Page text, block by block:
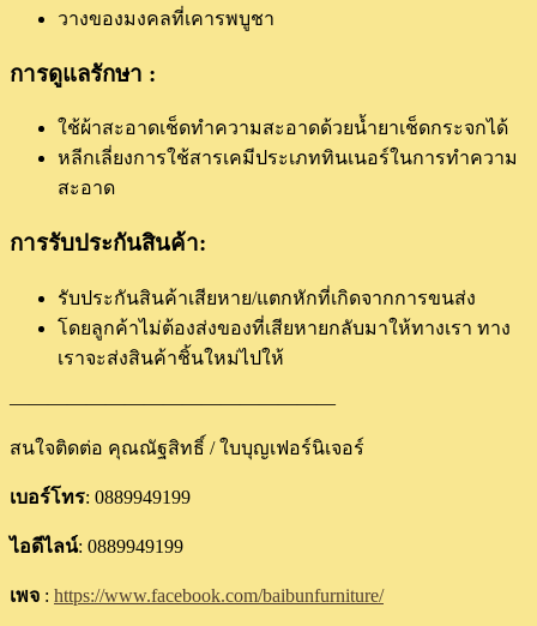
วางของมงคลที่เคารพบูชา
การดูแลรักษา :
ใช้ผ้าสะอาดเช็ดทำความสะอาดด้วยน้ำยาเช็ดกระจกได้
หลีกเลี่ยงการใช้สารเคมีประเภททินเนอร์ในการทำความ
สะอาด
การรับประกันสินค้า:
รับประกันสินค้าเสียหาย/แตกหักที่เกิดจากการขนส่ง
โดยลูกค้าไม่ต้องส่งของที่เสียหายกลับมาให้ทางเรา ทาง
เราจะส่งสินค้าชิ้นใหม่ไปให้
—————————————————
สนใจติดต่อ คุณณัฐสิทธิ์ / ใบบุญเฟอร์นิเจอร์
เบอร์โทร: 0889949199
ไอดีไลน์: 0889949199
เพจ : https://www.facebook.com/baibunfurniture/